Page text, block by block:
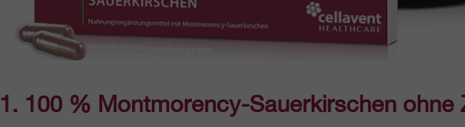
1. 100 % Mont­mo­ren­cy-Sau­er­kir­schen ohne